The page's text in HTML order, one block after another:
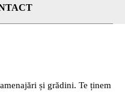
și grădini. Te ținem